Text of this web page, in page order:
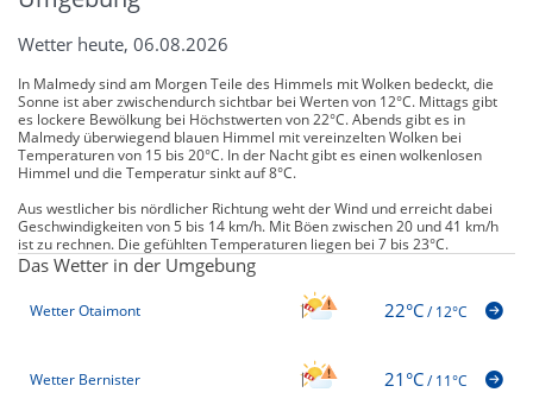
Wetter heute, 06.08.2026
In Malmedy sind am Morgen Teile des Himmels mit Wolken bedeckt, die
Sonne ist aber zwischendurch sichtbar bei Werten von 12°C. Mittags gibt
es lockere Bewölkung bei Höchstwerten von 22°C. Abends gibt es in
Malmedy überwiegend blauen Himmel mit vereinzelten Wolken bei
Temperaturen von 15 bis 20°C. In der Nacht gibt es einen wolkenlosen
Himmel und die Temperatur sinkt auf 8°C.
Aus westlicher bis nördlicher Richtung weht der Wind und erreicht dabei
Geschwindigkeiten von 5 bis 14 km/h. Mit Böen zwischen 20 und 41 km/h
ist zu rechnen. Die gefühlten Temperaturen liegen bei 7 bis 23°C.
Das Wetter in der Umgebung
Wetter Otaimont 22°C/12°C
Wetter Bernister 21°C/11°C